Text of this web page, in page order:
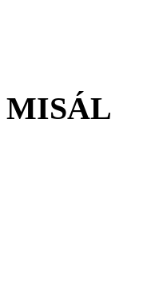
MISÁL